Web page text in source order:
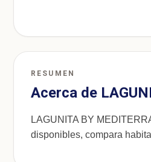
RESUMEN
Acerca de
LAGUNITA BY
disponibles, compara